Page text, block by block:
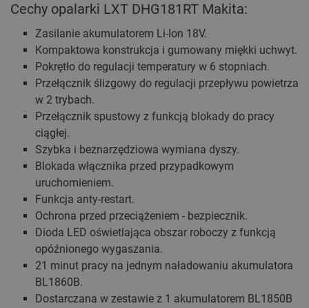
Cechy opalarki LXT DHG181RT Makita:
Zasilanie akumulatorem Li-Ion 18V.
Kompaktowa konstrukcja i gumowany miękki uchwyt.
Pokrętło do regulacji temperatury w 6 stopniach.
Przełącznik ślizgowy do regulacji przepływu powietrza
w 2 trybach.
Przełącznik spustowy z funkcją blokady do pracy
ciągłej.
Szybka i beznarzędziowa wymiana dyszy.
Blokada włącznika przed przypadkowym
uruchomieniem.
Funkcja anty-restart.
Ochrona przed przeciążeniem - bezpiecznik.
Dioda LED oświetlająca obszar roboczy z funkcją
opóźnionego wygaszania.
21 minut pracy na jednym naładowaniu akumulatora
BL1860B.
Dostarczana w zestawie z 1 akumulatorem BL1850B